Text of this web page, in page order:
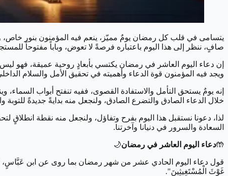
يتسامى في قلب كل رمضان يومٌ مميّز، ينعم فيه المؤمنون بنور خاص،
صافٍ، ننظر إلى هذا اليوم باعتباره فرصةً لا تعوض، وباباً مفتوحاً
إن دعاء اليوم العاشر في رمضان يكتسي بأبعادٍ روحية عميقة، فهو
ويجد فيه المؤمنون قوة الدعاء وأهميته في تحقيق الأمل والسلام
إنه يومٌ يستحق التأمل والاستفادة القصوى، ففيه تنفتح أبواب
خلال الدعاء الصادق والتضرع الصادق، ولنجعل منه بدايةً جديدةً للتوبة
لذا، دعونا نستقبل هذا اليوم بفرح وتفاؤل، ولنجعل منه نقطة انطلاقٍ
السعادة والسرور في دنيانا وآخرتنا.
🤲دعاء اليوم العاشر في رمضان🌙
قول دعاء اليوم الحادي عشر من شهر رمضان بما روى عن ابن عَبَّاسٍ،
غَوْثَ الْمُسْتَغِيثِينَ".